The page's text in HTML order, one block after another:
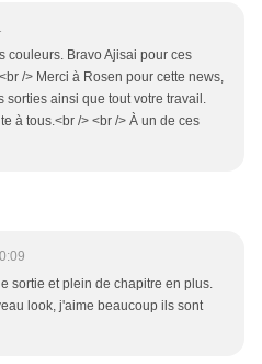
couleurs. Bravo Ajisai pour ces
/> Merci à Rosen pour cette news,
sorties ainsi que tout votre travail.
à tous.<br /> <br /> À un de ces
sortie et plein de chapitre en plus.
look, j'aime beaucoup ils sont